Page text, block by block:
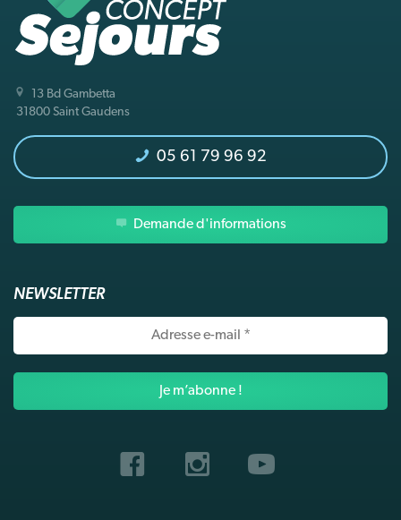
13 Bd Gambetta
31800 Saint Gaudens
05 61 79 96 92
Demande d'informations
NEWSLETTER